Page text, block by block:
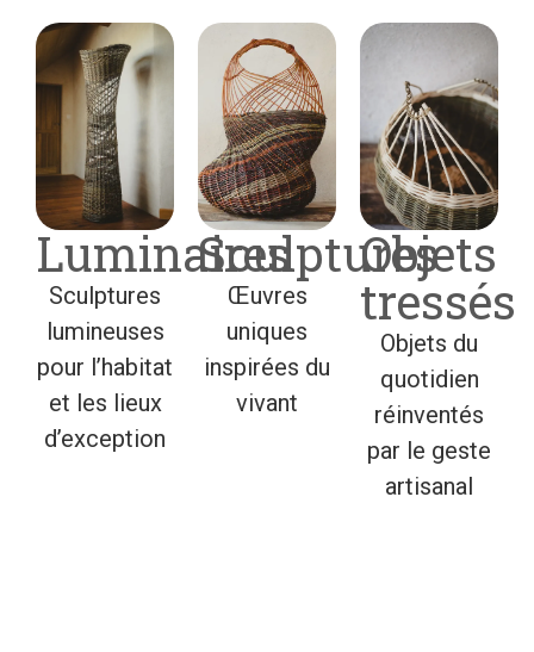
Luminaires
Sculptures
lumineuses
pour l’habitat
et les lieux
d’exception
Sculptures
Œuvres
uniques
inspirées du
vivant
Objets
tressés
Objets du
quotidien
réinventés
par le geste
artisanal